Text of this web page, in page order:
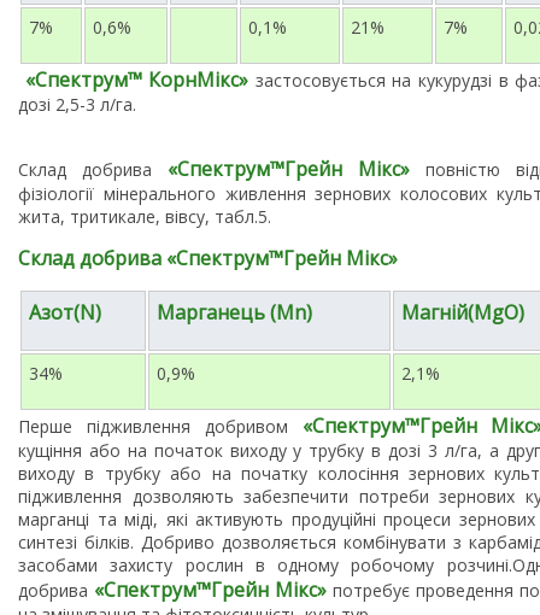
7% 0,6% 0,1% 21% 7%
«Спектрум™КорнМікс» застосовується на кукурудзі в
дозі 2,5-3 л/га.
Склад добрива «Спектрум™Грейн Мікс» повністю
фізіології мінерального живлення зернових колосових
жита, тритикале, вівсу, табл.5.
Склад добрива «Спектрум™Грейн Мікс»
Азот(N) Марганець (Mn) Магній(MgO)
34% 0,9% 2,1%
Перше підживлення добривом «Спектрум™Грейн
кущіння або на початок виходу у трубку в дозі 3 л/га, а
виходу в трубку або на початку колосіння зернових
підживлення дозволяють забезпечити потреби зернових
марганці та міді, які активують продуційні процеси
синтезі білків. Добриво дозволяється комбінувати з
засобами захисту рослин в одному робочому
добрива «Спектрум™Грейн Мікс» потребує проведення